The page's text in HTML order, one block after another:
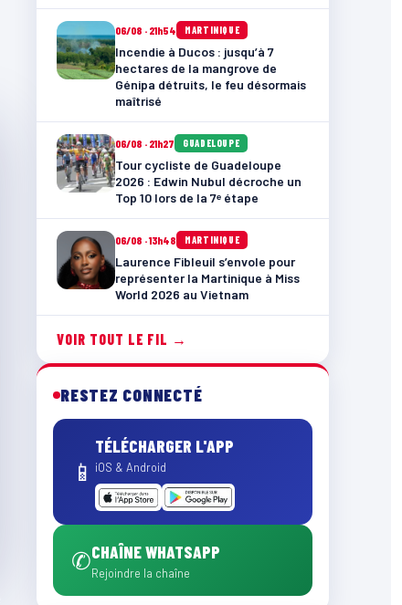
06/08 · 21h54 MARTINIQUE
Incendie à Ducos : jusqu’à 7
hectares de la mangrove de
Génipa détruits, le feu désormais
maîtrisé
06/08 · 21h27 GUADELOUPE
Tour cycliste de Guadeloupe
2026 : Edwin Nubul décroche un
Top 10 lors de la 7ᵉ étape
06/08 · 13h48 MARTINIQUE
Laurence Fibleuil s’envole pour
représenter la Martinique à Miss
World 2026 au Vietnam
VOIR TOUT LE FIL →
RESTEZ CONNECTÉ
📱
TÉLÉCHARGER L'APP
iOS & Android
✆CHAÎNE WHATSAPP
Rejoindre la chaîne